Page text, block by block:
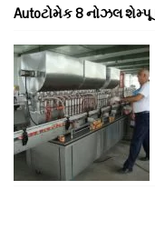
Autoટોમેક 8 નોઝલ શેમ્પૂ